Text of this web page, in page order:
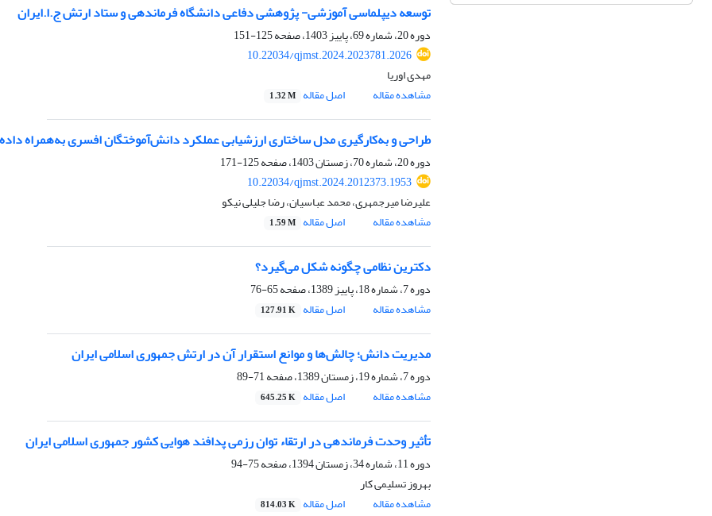
توسعه دیپلماسی آموزشی- پژوهشی دفاعی دانشگاه فرماندهی و ستاد ارتش ج.ا.ایران
دوره 20، شماره 69، پاییز 1403، صفحه
125-151
10.22034/qjmst.2024.2023781.2026
مهدی اوریا
مشاهده مقاله
اصل مقاله 1.32 M
طراحی و به‌کارگیری مدل ساختاری ارزشیابی عملکرد دانش‌آموختگان افسری به‌همراه
دوره 20، شماره 70، زمستان 1403، صفحه
125-171
10.22034/qjmst.2024.2012373.1953
علیرضا میرجمهری، محمد عباسیان، رضا جلیلی نیکو
مشاهده مقاله
اصل مقاله 1.59 M
دکترین نظامی چگونه شکل می‌گیرد؟
دوره 7، شماره 18، پاییز 1389، صفحه
65-76
مشاهده مقاله
اصل مقاله 127.91 K
مدیریت دانش؛ چالش‌ها و موانع استقرار آن در ارتش جمهوری اسلامی ایران
دوره 7، شماره 19، زمستان 1389، صفحه
71-89
مشاهده مقاله
اصل مقاله 645.25 K
تأثیر وحدت فرماندهی در ارتقاء توان رزمی پدافند هوایی کشور جمهوری اسلامی ایران
دوره 11، شماره 34، زمستان 1394، صفحه
75-94
بهروز تسلیمی کار
مشاهده مقاله
اصل مقاله 814.03 K